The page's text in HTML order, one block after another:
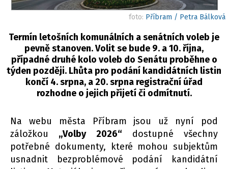
foto: Příbram / Petra Bálková
Termín letošních komunálních a senátních voleb je
pevně stanoven. Volit se bude 9. a 10. října,
případné druhé kolo voleb do Senátu proběhne o
týden později. Lhůta pro podání kandidátních listin
končí 4. srpna, a 20. srpna registrační úřad
rozhodne o jejich přijetí či odmítnutí.
Na webu města Příbram jsou už nyní pod
záložkou „Volby 2026“ dostupné všechny
potřebné dokumenty, které mohou subjektům
usnadnit bezproblémové podání kandidátní